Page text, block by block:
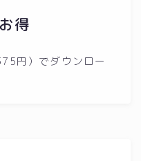
得
円）でダウンロー